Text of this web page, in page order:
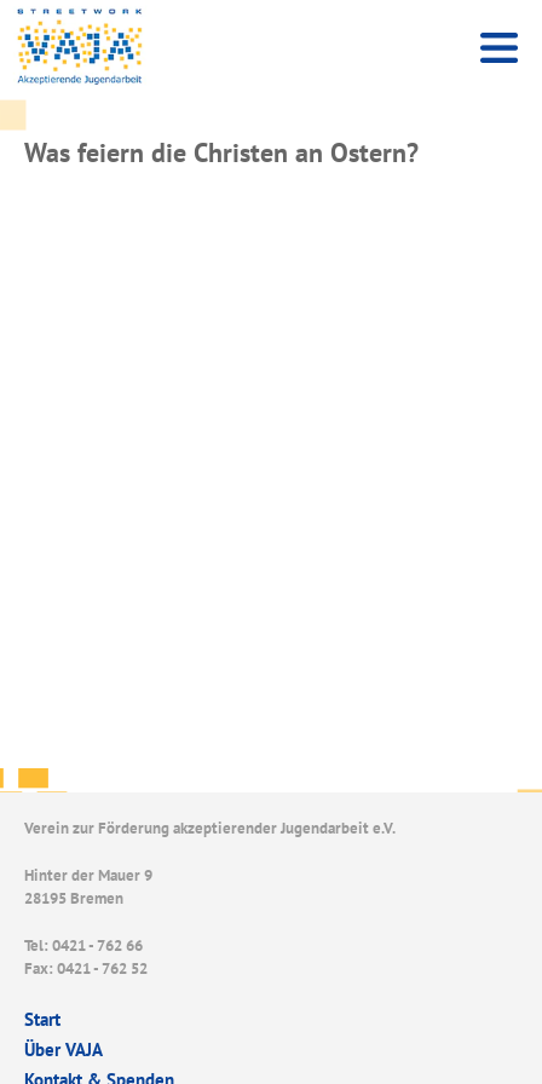
Was feiern die Christen an Ostern?
Verein zur Förderung akzeptierender Jugendarbeit e.V.
Hinter der Mauer 9
28195 Bremen
Tel: 0421 - 762 66
Fax: 0421 - 762 52
Start
Über VAJA